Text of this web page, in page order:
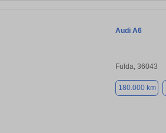
Audi A6
Fulda, 36043
180.000 km